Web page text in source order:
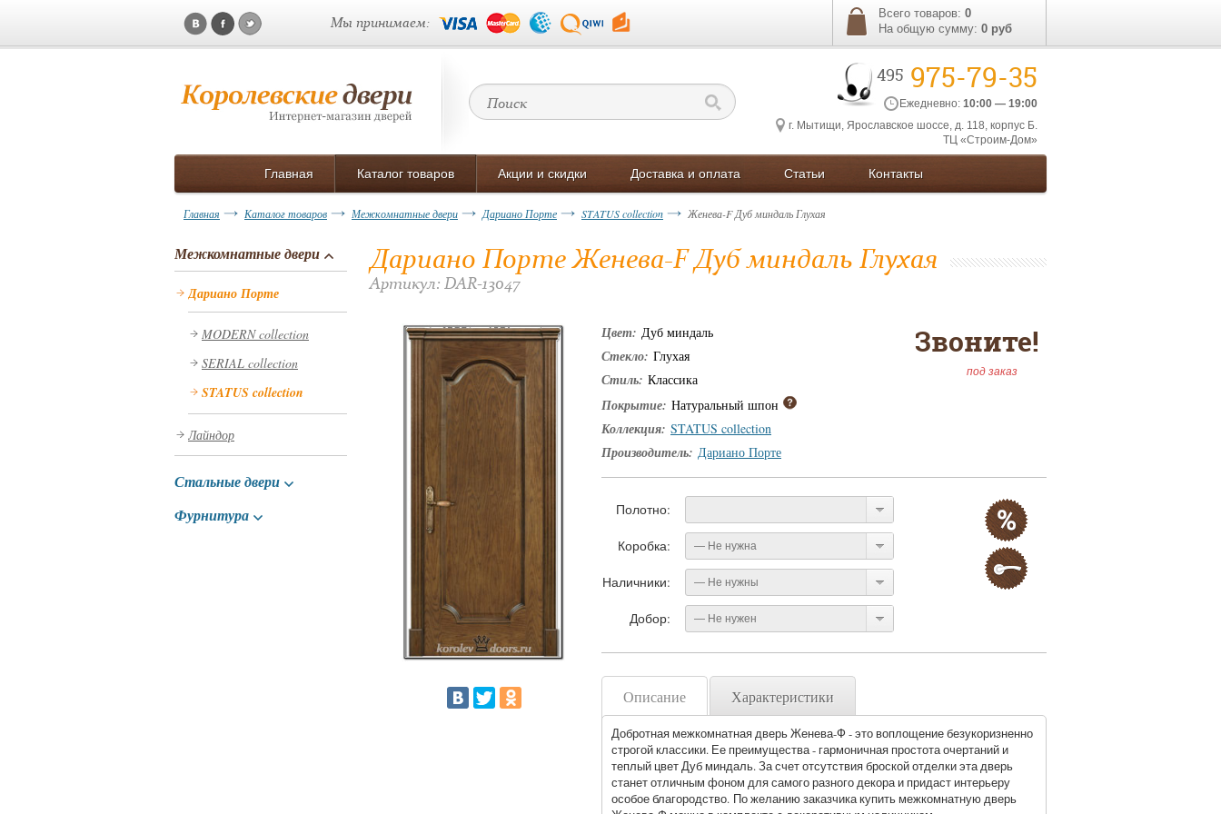
Мы принимаем:
Всего товаров: 0
На общую сумму: 0 руб
495 975-79-35
Ежедневно: 10:00 — 19:00
г. Мытищи, Ярославское шоссе, д. 118, корпус Б.
ТЦ «Строим-Дом»
Главная Каталог товаров Акции и скидки Доставка и оплата Статьи Контакты
Главная Каталог товаров Межкомнатные двери Дариано Порте STATUS collection Женева-F Дуб миндаль Глухая
Межкомнатные двери
Дариано Порте
MODERN collection
SERIAL collection
STATUS collection
Лайндор
Стальные двери
Фурнитура
Дариано Порте Женева-F Дуб миндаль Глухая
Артикул: DAR-13047
Цвет: Дуб миндаль
Стекло: Глухая
Стиль: Классика
Покрытие: Натуральный шпон
Коллекция: STATUS collection
Производитель: Дариано Порте
Звоните!
под заказ
Полотно:
Коробка: — Не нужна
Наличники: — Не нужны
Добор: — Не нужен
Описание Характеристики
Добротная межкомнатная дверь Женева-Ф - это воплощение безукоризненно
строгой классики. Ее преимущества - гармоничная простота очертаний и
теплый цвет Дуб миндаль. За счет отсутствия броской отделки эта дверь
станет отличным фоном для самого разного декора и придаст интерьеру
особое благородство. По желанию заказчика купить межкомнатную дверь